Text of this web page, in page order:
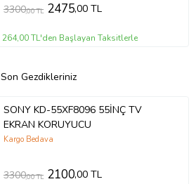
3300,00 TL 2475,00 TL
264,00 TL'den Başlayan Taksitlerle
Son Gezdikleriniz
SONY KD-55XF8096 55İNÇ TV
EKRAN KORUYUCU
Kargo Bedava
3300,00 TL 2100,00 TL